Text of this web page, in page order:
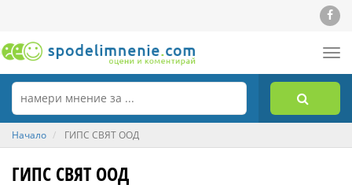
Начало ГИПС СВЯТ ООД
ГИПС СВЯТ ООД